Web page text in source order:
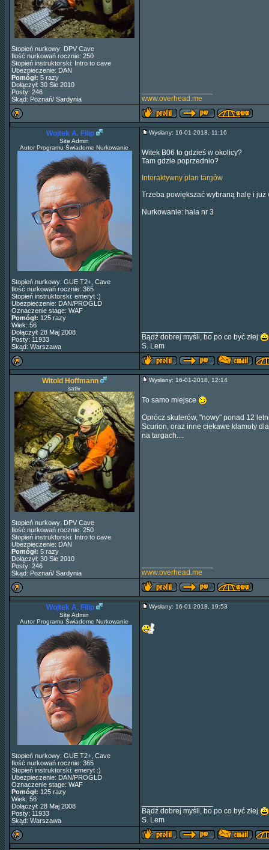
Stopień nurkowy: DPV Cave
Ilość nurkowań rocznie: 250
Stopień instruktorski: Intro to cave
Ubezpieczenie: DAN
Pomógł: 5 razy
Dołączył: 30 Sie 2010
Posty: 246
Skąd: Poznań/ Sardynia
www.overhead.me
Wojtek A. Filip
Site Admin
Autor Programu Świadome Nurkowanie
Stopień nurkowy: GUE T2+, Cave
Ilość nurkowań rocznie: 365
Stopień instruktorski: emeryt :)
Ubezpieczenie: DAN/PROGLD
Oznaczenie stage: WAF
Pomógł: 125 razy
Wiek: 56
Dołączył: 28 Maj 2008
Posty: 11933
Skąd: Warszawa
Wysłany: 16-01-2018, 11:16
Witek B06 to gdzieś w okolicy?
Tam gdzie poprzednio?
Interaktywny plan targów
Trzeba powiększać wybraną halę i już
Nurkowanie: hala nr 3
Bądź dobrej myśli, bo po co być złej
S. Lem
Witold Hoffmann
sativ
Stopień nurkowy: DPV Cave
Ilość nurkowań rocznie: 250
Stopień instruktorski: Intro to cave
Ubezpieczenie: DAN
Pomógł: 5 razy
Dołączył: 30 Sie 2010
Posty: 246
Skąd: Poznań/ Sardynia
Wysłany: 16-01-2018, 12:14
To samo miejsce
Oprócz skuterów, "nowy" ponad 12
Scurion, oraz inne ciekawe klamoty
na targach....
www.overhead.me
Wojtek A. Filip
Site Admin
Autor Programu Świadome Nurkowanie
Stopień nurkowy: GUE T2+, Cave
Ilość nurkowań rocznie: 365
Stopień instruktorski: emeryt :)
Ubezpieczenie: DAN/PROGLD
Oznaczenie stage: WAF
Pomógł: 125 razy
Wiek: 56
Dołączył: 28 Maj 2008
Posty: 11933
Skąd: Warszawa
Wysłany: 16-01-2018, 19:53
Bądź dobrej myśli, bo po co być złej
S. Lem